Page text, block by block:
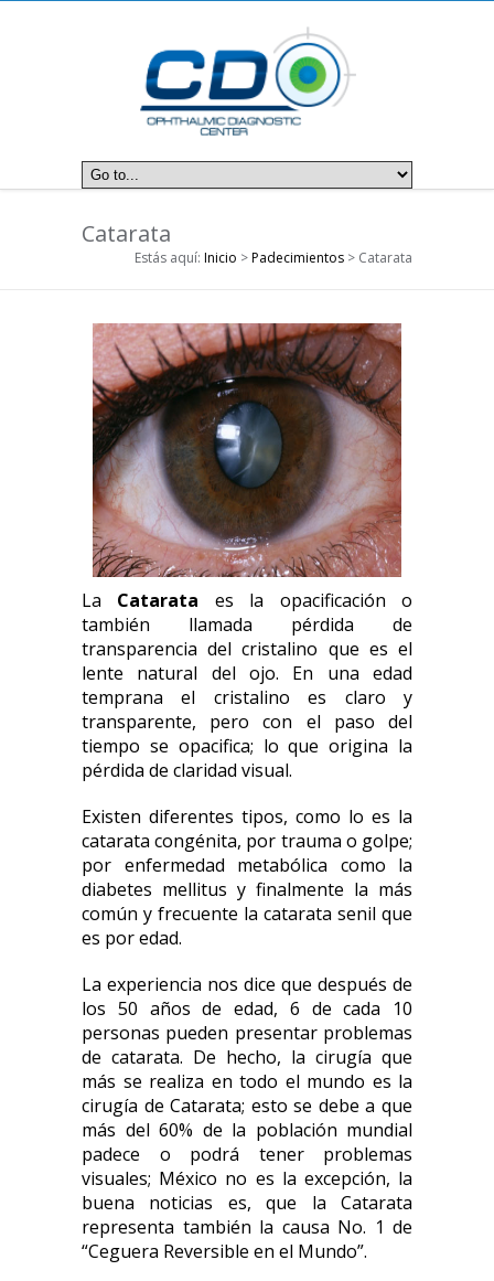
Catarata
Estás aquí: Inicio >Padecimientos > Catarata
La Catarata es la opacificación o
también llamada pérdida de
transparencia del cristalino que es el
lente natural del ojo. En una edad
temprana el cristalino es claro y
transparente, pero con el paso del
tiempo se opacifica; lo que origina la
pérdida de claridad visual.
Existen diferentes tipos, como lo es la
catarata congénita, por trauma o golpe;
por enfermedad metabólica como la
diabetes mellitus y finalmente la más
común y frecuente la catarata senil que
es por edad.
La experiencia nos dice que después de
los 50 años de edad, 6 de cada 10
personas pueden presentar problemas
de catarata. De hecho, la cirugía que
más se realiza en todo el mundo es la
cirugía de Catarata; esto se debe a que
más del 60% de la población mundial
padece o podrá tener problemas
visuales; México no es la excepción, la
buena noticias es, que la Catarata
representa también la causa No. 1 de
“Ceguera Reversible en el Mundo”.